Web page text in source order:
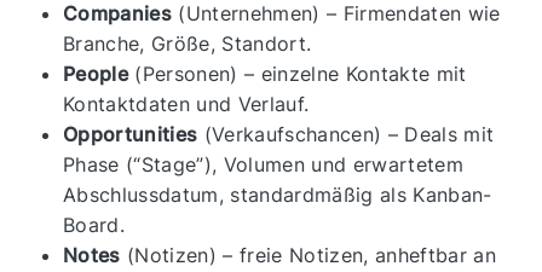
Companies(Unternehmen) – Firmendaten wie
Branche, Größe, Standort.
People(Personen) – einzelne Kontakte mit
Kontaktdaten und Verlauf.
Opportunities (Verkaufschancen) – Deals mit
Phase (“Stage”), Volumen und erwartetem
Abschlussdatum, standardmäßig als Kanban-
Board.
Notes (Notizen) – freie Notizen, anheftbar an